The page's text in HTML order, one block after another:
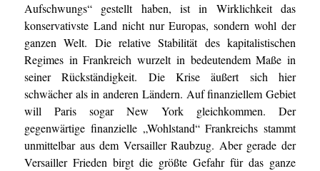
Aufschwungs“ gestellt haben, ist in Wirklichkeit das
konservativste Land nicht nur Europas, sondern wohl der
ganzen Welt. Die relative Stabilität des kapitalistischen
Regimes in Frankreich wurzelt in bedeutendem Maße in
seiner Rückständigkeit. Die Krise äußert sich hier
schwächer als in anderen Ländern. Auf finanziellem Gebiet
will Paris sogar New York gleichkommen. Der
gegenwärtige finanzielle „Wohlstand“ Frankreichs stammt
unmittelbar aus dem Versailler Raubzug. Aber gerade der
Versailler Frieden birgt die größte Gefahr für das ganze